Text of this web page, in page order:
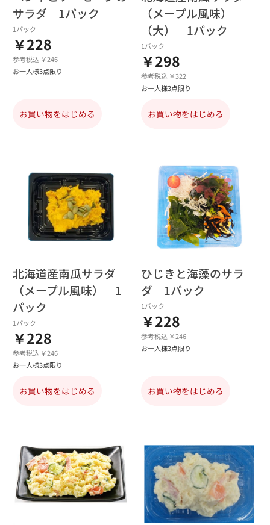
サラダ 1パック
1パック
￥228
参考税込 ￥246
お一人様3点限り
お買い物をはじめる
（メープル風味）
（大） 1パック
1パック
￥298
参考税込 ￥322
お一人様3点限り
お買い物をはじめる
北海道産南瓜サラダ
（メープル風味） 1
パック
1パック
￥228
参考税込 ￥246
お一人様3点限り
お買い物をはじめる
ひじきと海藻のサラ
ダ 1パック
1パック
￥228
参考税込 ￥246
お一人様3点限り
お買い物をはじめる